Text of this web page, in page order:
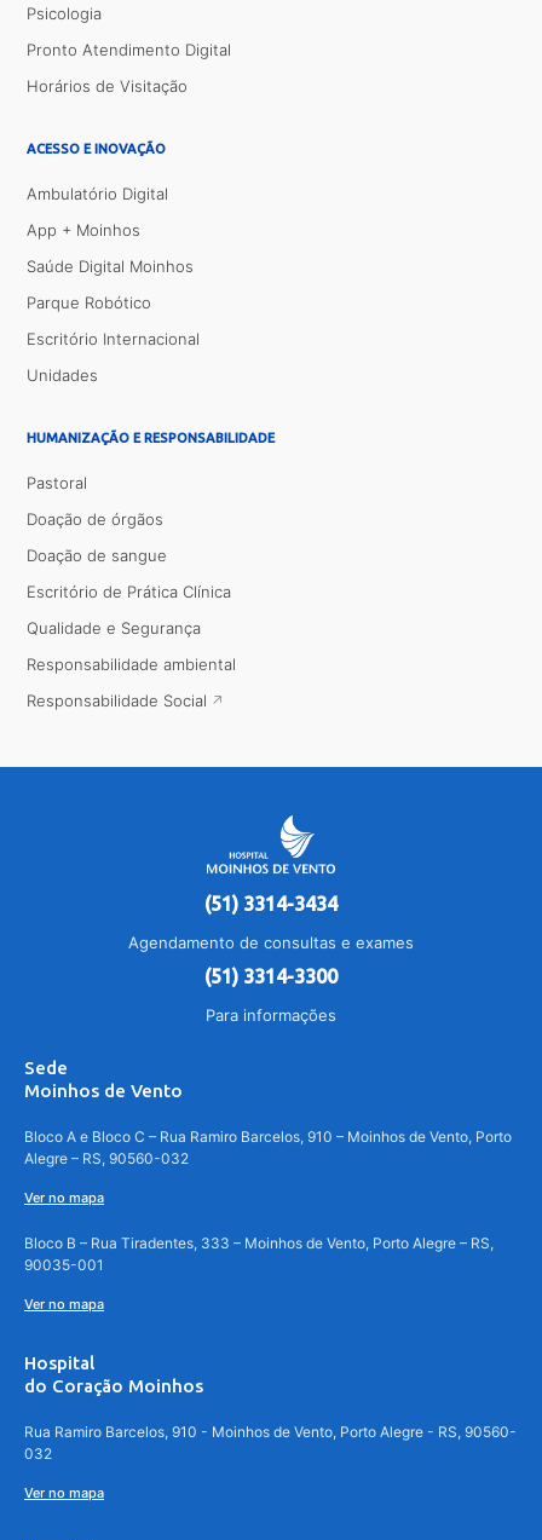
Psicologia
Pronto Atendimento Digital
Horários de Visitação
ACESSO E INOVAÇÃO
Ambulatório Digital
App + Moinhos
Saúde Digital Moinhos
Parque Robótico
Escritório Internacional
Unidades
HUMANIZAÇÃO E RESPONSABILIDADE
Pastoral
Doação de órgãos
Doação de sangue
Escritório de Prática Clínica
Qualidade e Segurança
Responsabilidade ambiental
Responsabilidade Social
(51) 3314-3434
Agendamento de consultas e exames
(51) 3314-3300
Para informações
Sede
Moinhos de Vento
Bloco A e Bloco C – Rua Ramiro Barcelos, 910 – Moinhos de Vento, Porto
Alegre – RS, 90560-032
Ver no mapa
Bloco B – Rua Tiradentes, 333 – Moinhos de Vento, Porto Alegre – RS,
90035-001
Ver no mapa
Hospital
do Coração Moinhos
Rua Ramiro Barcelos, 910 - Moinhos de Vento, Porto Alegre - RS, 90560-
032
Ver no mapa